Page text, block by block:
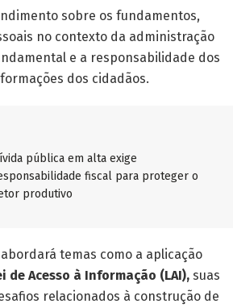
sobre os fundamentos,
no contexto da administração
e a responsabilidade dos
dos cidadãos.
pública em alta exige
fiscal para proteger o
produtivo
temas como a aplicação
de Acesso à Informação (LAI), suas
relacionados à construção de